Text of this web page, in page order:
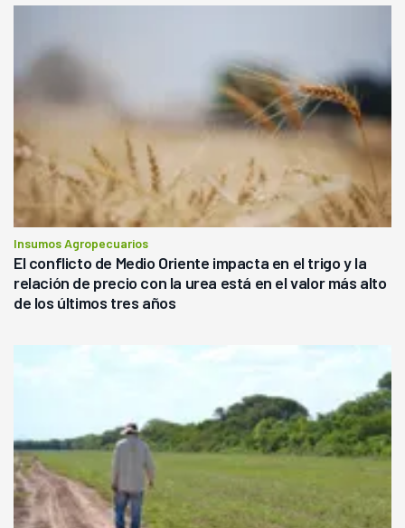
Insumos Agropecuarios
El conflicto de Medio Oriente impacta en el trigo y la
relación de precio con la urea está en el valor más alto
de los últimos tres años